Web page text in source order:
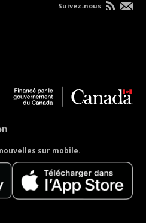
sur mobile.
Suivez-nous